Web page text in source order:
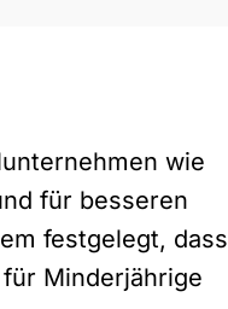
wie
für besseren
festgelegt, dass
Minderjährige